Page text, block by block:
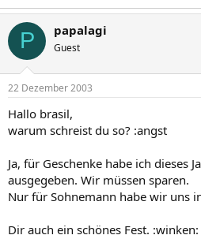
P papalagi
Guest
22 Dezember 2003
Hallo brasil,
warum schreist du so? :angst
Ja, für Geschenke habe ich dieses
ausgegeben. Wir müssen sparen.
Nur für Sohnemann habe wir uns
Dir auch ein schönes Fest. :winken: